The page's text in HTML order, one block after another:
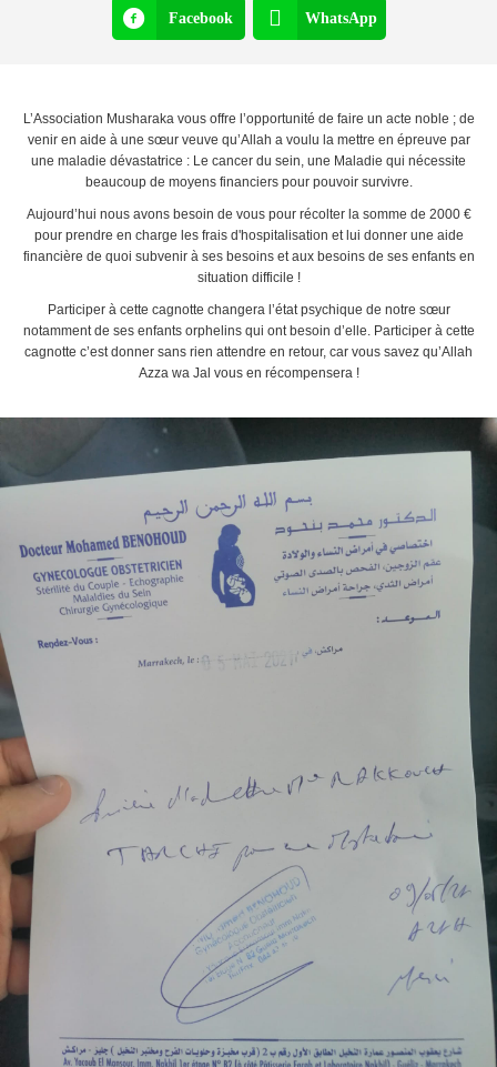
Facebook WhatsApp
L’Association Musharaka vous offre l’opportunité de faire un acte noble ; de
venir en aide à une sœur veuve qu’Allah a voulu la mettre en épreuve par
une maladie dévastatrice : Le cancer du sein, une Maladie qui nécessite
beaucoup de moyens financiers pour pouvoir survivre.
Aujourd’hui nous avons besoin de vous pour récolter la somme de 2000 €
pour prendre en charge les frais d'hospitalisation et lui donner une aide
financière de quoi subvenir à ses besoins et aux besoins de ses enfants en
situation difficile !
Participer à cette cagnotte changera l’état psychique de notre sœur
notamment de ses enfants orphelins qui ont besoin d’elle. Participer à cette
cagnotte c’est donner sans rien attendre en retour, car vous savez qu’Allah
Azza wa Jal vous en récompensera !